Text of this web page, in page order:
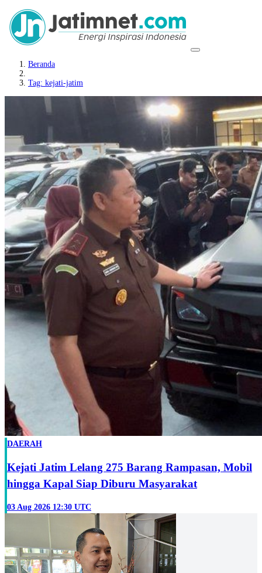
Beranda
Tag: kejati-jatim
DAERAH
Kejati Jatim Lelang 275 Barang Rampasan, Mobil
hingga Kapal Siap Diburu Masyarakat
03 Aug 2026 12:30 UTC